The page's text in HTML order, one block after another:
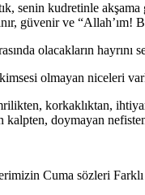
senin kudretinle
güvenir ve “Allah’ım!
olacakların hayrını
olmayan niceleri
korkaklıktan,
doymayan